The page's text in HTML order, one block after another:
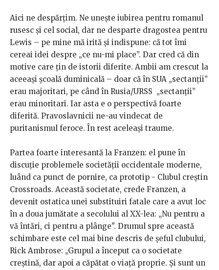
Aici ne despărțim. Ne unește iubirea pentru romanul
rusesc și cel social, dar ne desparte dragostea pentru
Lewis – pe mine mă irită și indispune: că tot îmi
cereai idei despre „ce nu-mi place”. Dar cred că din
motive care țin de istorii diferite. Ambii am crescut la
aceeași școală duminicală – doar că în SUA „sectanții”
erau majoritari, pe când în Rusia/URSS „sectanții”
erau minoritari. Iar asta e o perspectivă foarte
diferită. Pravoslavnicii ne-au vindecat de
puritanismul feroce. În rest aceleași traume.
Partea foarte interesantă la Franzen: el pune în
discuție problemele societății occidentale moderne,
luând ca punct de pornire, ca prototip - Clubul creștin
Crossroads. Această societate, crede Franzen, a
devenit ostatica unei substituiri fatale care a avut loc
în a doua jumătate a secolului al XX-lea: „Nu pentru a
vă întări, ci pentru a plânge". Drumul spre această
schimbare este cel mai bine descris de șeful clubului,
Rick Ambrose: „Grupul a început ca o societate
creștină, dar apoi a căpătat o viață proprie. Și sunt un